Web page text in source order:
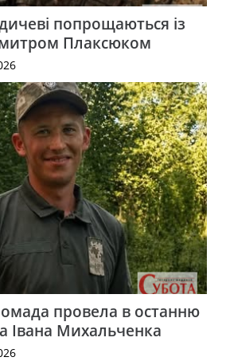
попрощаються із
Плаксюком
провела в останню
Івана Михальченка